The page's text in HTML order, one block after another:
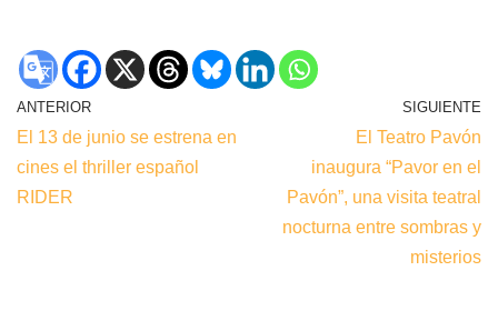
ANTERIOR
El 13 de junio se estrena en
cines el thriller español
RIDER
SIGUIENTE
El Teatro Pavón
inaugura “Pavor en el
Pavón”, una visita teatral
nocturna entre sombras y
misterios